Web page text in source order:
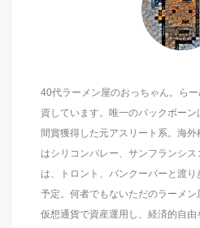
40代ラーメン屋のおっちゃん。ら
資しています。唯一のバックボー
間賞獲得した元アスリート系。海
はシリコンバレー、サンフランシ
は、トロント、バンクーバーと渡
予定。何者でもないただのラーメ
仮想通貨で資産運用し、経済的自